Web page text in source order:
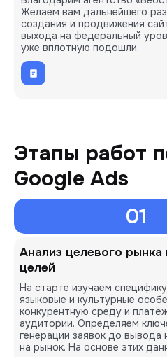
Желаем вам дальнейшего
создания и продвижения
выхода на федеральный
уже вплотную подошли.
Этапы работ
Google Ads
01
Анализ целевого рынка
целей
На старте изучаем
языковые и культурные
конкурентную среду и
аудитории. Определяем
генерации заявок до вывода
на рынок. На основе этих